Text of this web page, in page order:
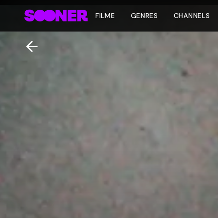
FILME GENRES CHANNELS